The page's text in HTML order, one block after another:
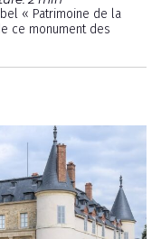
« Patrimoine de la
ce monument des